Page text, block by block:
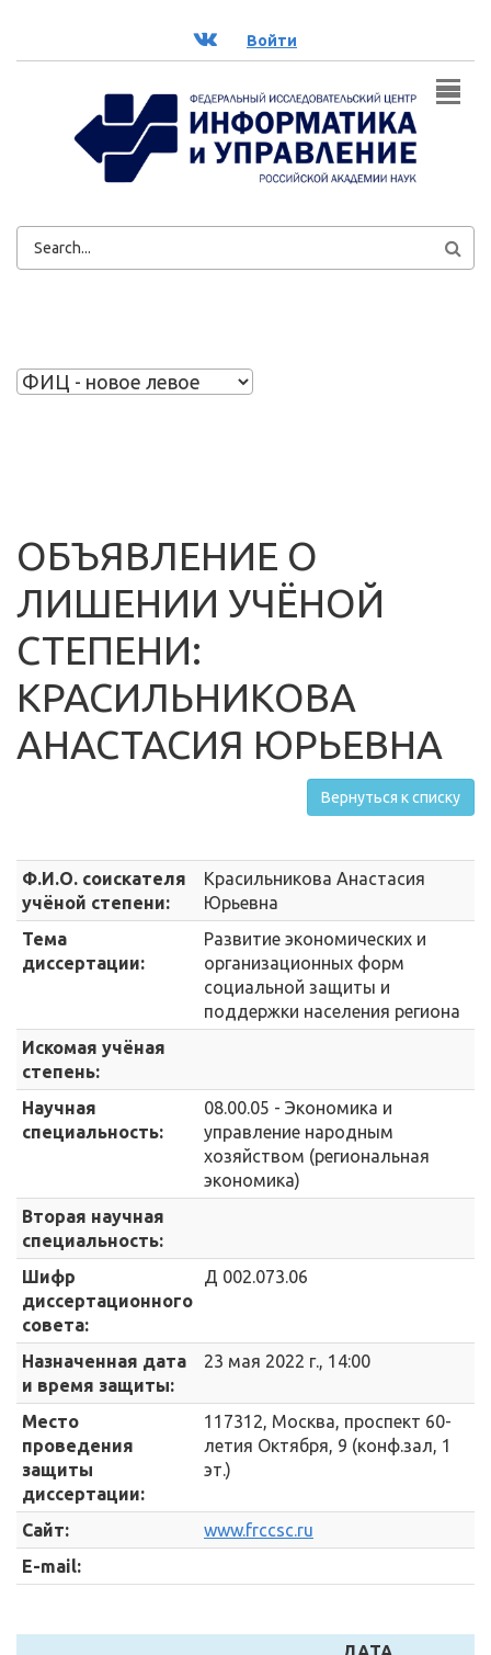
ВК Войти
ФОРМА
ОБЪЯВЛЕНИЕ О
ЛИШЕНИИ УЧЁНОЙ
СТЕПЕНИ:
КРАСИЛЬНИКОВА
АНАСТАСИЯ ЮРЬЕВНА
Вернуться к списку
Ф.И.О. соискателя
учёной степени:
Красильникова Анастасия
Юрьевна
Тема
диссертации:
Развитие экономических и
организационных форм
социальной защиты и
поддержки населения региона
Искомая учёная
степень:
Научная
специальность:
08.00.05 - Экономика и
управление народным
хозяйством (региональная
экономика)
Вторая научная
специальность:
Шифр
диссертационного
совета:
Д 002.073.06
Назначенная дата
и время защиты:
23 мая 2022 г., 14:00
Место
проведения
защиты
диссертации:
117312, Москва, проспект 60-
летия Октября, 9 (конф.зал, 1
эт.)
Сайт:
www.frccsc.ru
E-mail: